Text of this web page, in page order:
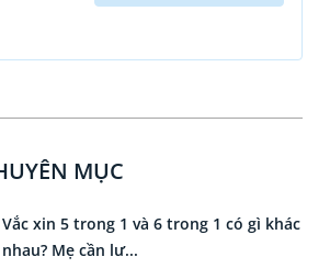
MỤC
Vắc xin 5 trong 1 và 6 trong 1 có gì khác
nhau? Mẹ cần lư...